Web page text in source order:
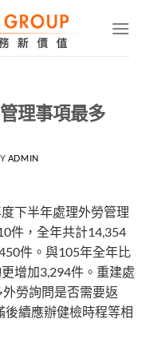
理事項最多
ADMIN
下半年處理外勞管理
件，全年共計14,354
件。與105年全年比
增加3,294件。重建處
勞詢問是否需要返
續應辦健檢時程等相